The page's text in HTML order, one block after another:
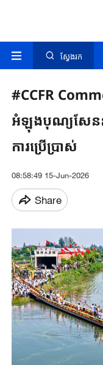
ស្វែងរក
#CCFR​
អំឡុង​បុណ្យសែននំ
ការ​ប្រើប្រាស់​
08:58:49 15-Jun-2026
Share